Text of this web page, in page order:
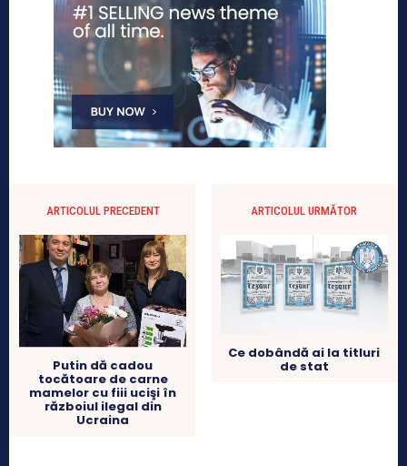
ARTICOLUL PRECEDENT
Putin dă cadou
tocătoare de carne
mamelor cu fiii ucişi în
războiul ilegal din
Ucraina
ARTICOLUL URMĂTOR
Ce dobândă ai la titluri
de stat